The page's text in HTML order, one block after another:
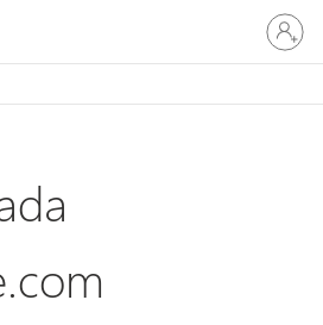
oturum
açın